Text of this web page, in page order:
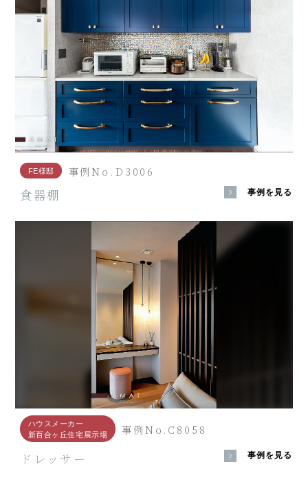
FE様邸 事例No.D3006
食器棚 事例を見る
ハウスメーカー
新百合ヶ丘住宅展示場
事例No.C8058
ドレッサー 事例を見る